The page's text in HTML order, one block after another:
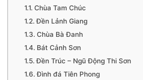
Chùa Tam Chúc
Đền Lảnh Giang
Chùa Bà Đanh
Bát Cảnh Sơn
Đền Trúc – Ngũ Động Thi Sơn
Đình đá Tiên Phong